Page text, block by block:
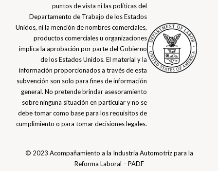
puntos de vista ni las políticas del
Departamento de Trabajo de los Estados
Unidos, ni la mención de nombres comerciales,
productos comerciales u organizaciones
implica la aprobación por parte del Gobierno
de los Estados Unidos. El material y la
información proporcionados a través de esta
subvención son solo para fines de información
general. No pretende brindar asesoramiento
sobre ninguna situación en particular y no se
debe tomar como base para los requisitos de
cumplimiento o para tomar decisiones legales.
© 2023 Acompañamiento a la Industria Automotriz para la
Reforma Laboral – PADF